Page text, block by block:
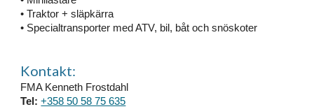
• Traktor + släpkärra
• Specialtransporter med ATV, bil, båt och snöskoter
Kontakt:
FMA Kenneth Frostdahl
Tel: +358 50 58 75 635